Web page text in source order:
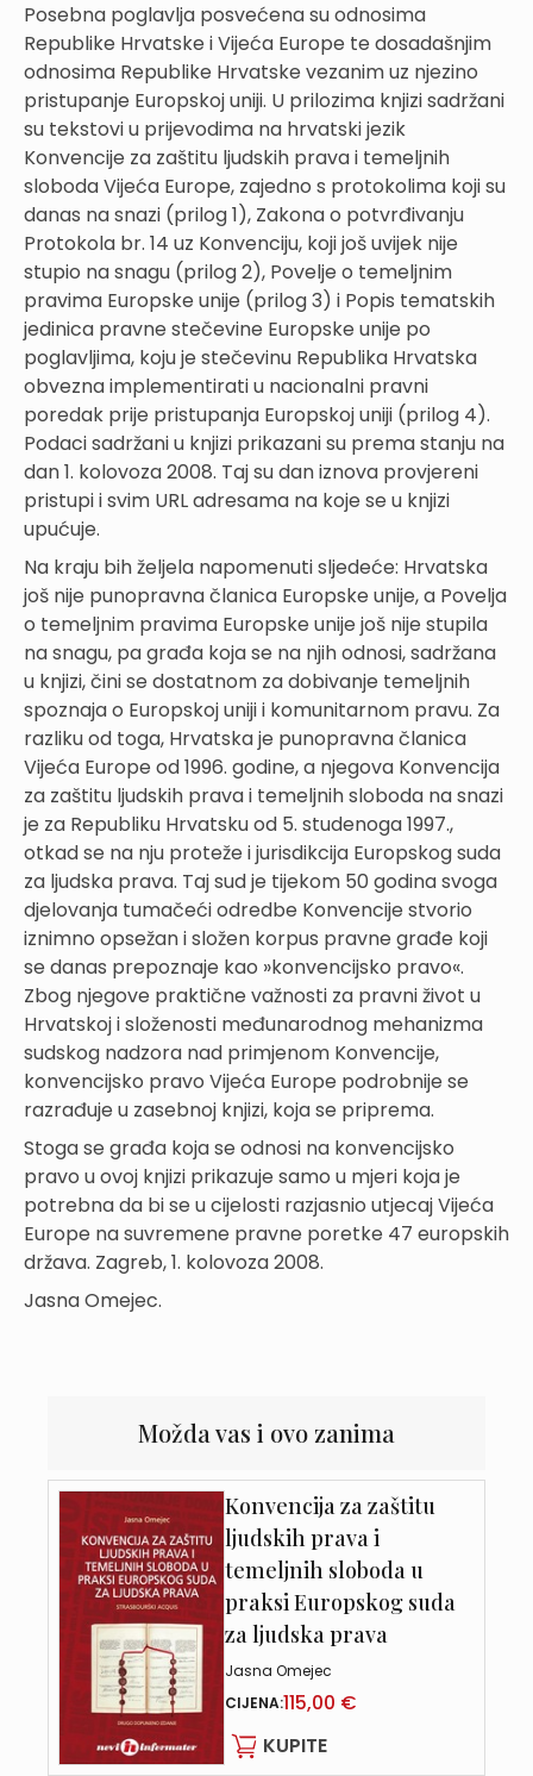
Posebna poglavlja posvećena su odnosima
Republike Hrvatske i Vijeća Europe te dosadašnjim
odnosima Republike Hrvatske vezanim uz njezino
pristupanje Europskoj uniji. U prilozima knjizi sadržani
su tekstovi u prijevodima na hrvatski jezik
Konvencije za zaštitu ljudskih prava i temeljnih
sloboda Vijeća Europe, zajedno s protokolima koji su
danas na snazi (prilog 1), Zakona o potvrđivanju
Protokola br. 14 uz Konvenciju, koji još uvijek nije
stupio na snagu (prilog 2), Povelje o temeljnim
pravima Europske unije (prilog 3) i Popis tematskih
jedinica pravne stečevine Europske unije po
poglavljima, koju je stečevinu Republika Hrvatska
obvezna implementirati u nacionalni pravni
poredak prije pristupanja Europskoj uniji (prilog 4).
Podaci sadržani u knjizi prikazani su prema stanju na
dan 1. kolovoza 2008. Taj su dan iznova provjereni
pristupi i svim URL adresama na koje se u knjizi
upućuje.
Na kraju bih željela napomenuti sljedeće: Hrvatska
još nije punopravna članica Europske unije, a Povelja
o temeljnim pravima Europske unije još nije stupila
na snagu, pa građa koja se na njih odnosi, sadržana
u knjizi, čini se dostatnom za dobivanje temeljnih
spoznaja o Europskoj uniji i komunitarnom pravu. Za
razliku od toga, Hrvatska je punopravna članica
Vijeća Europe od 1996. godine, a njegova Konvencija
za zaštitu ljudskih prava i temeljnih sloboda na snazi
je za Republiku Hrvatsku od 5. studenoga 1997.,
otkad se na nju proteže i jurisdikcija Europskog suda
za ljudska prava. Taj sud je tijekom 50 godina svoga
djelovanja tumačeći odredbe Konvencije stvorio
iznimno opsežan i složen korpus pravne građe koji
se danas prepoznaje kao »konvencijsko pravo«.
Zbog njegove praktične važnosti za pravni život u
Hrvatskoj i složenosti međunarodnog mehanizma
sudskog nadzora nad primjenom Konvencije,
konvencijsko pravo Vijeća Europe podrobnije se
razrađuje u zasebnoj knjizi, koja se priprema.
Stoga se građa koja se odnosi na konvencijsko
pravo u ovoj knjizi prikazuje samo u mjeri koja je
potrebna da bi se u cijelosti razjasnio utjecaj Vijeća
Europe na suvremene pravne poretke 47 europskih
država. Zagreb, 1. kolovoza 2008.
Jasna Omejec.
Možda vas i ovo zanima
Konvencija za zaštitu
ljudskih prava i
temeljnih sloboda u
praksi Europskog suda
za ljudska prava
Jasna Omejec
CIJENA:115,00 €
KUPITE